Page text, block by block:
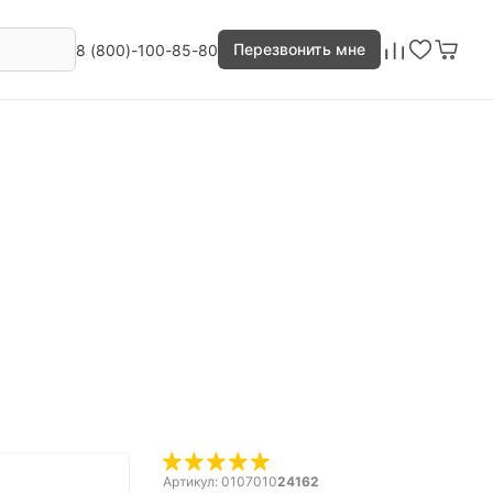
8 (800)-100-85-80 Перезвонить мне
Артикул: 010701024162